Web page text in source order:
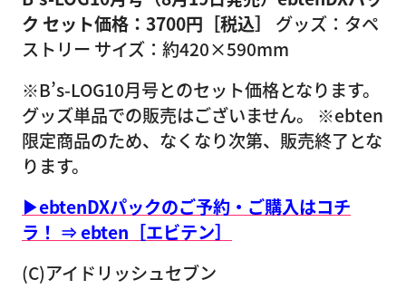
ク セット価格：3700円［税込］
グッズ：タペ
ストリー サイズ：約420×590mm
※B’s-LOG10月号とのセット価格となります。
グッズ単品での販売はございません。 ※ebten
限定商品のため、なくなり次第、販売終了とな
ります。
▶ebtenDXパックのご予約・ご購入はコチ
ラ！ ⇒ ebten［エビテン］
(C)アイドリッシュセブン